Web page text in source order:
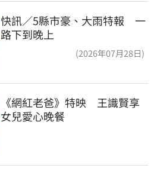
快訊／5縣市豪、大雨特報 一
路下到晚上
(2026年07月28日)
《網紅老爸》特映　王識賢享
女兒愛心晚餐